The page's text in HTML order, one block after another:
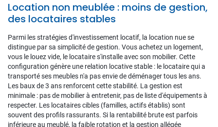
Location non meublée : moins de gestion,
des locataires stables
Parmi les stratégies d'investissement locatif, la location nue se
distingue par sa simplicité de gestion. Vous achetez un logement,
vous le louez vide, le locataire s'installe avec son mobilier. Cette
configuration génère une relation locative stable : le locataire qui a
transporté ses meubles n'a pas envie de déménager tous les ans.
Les baux de 3 ans renforcent cette stabilité. La gestion est
minimale : pas de mobilier à entretenir, pas de liste d'équipements à
respecter. Les locataires cibles (familles, actifs établis) sont
souvent des profils rassurants. Si la rentabilité brute est parfois
inférieure au meublé, la faible rotation et la gestion allégée